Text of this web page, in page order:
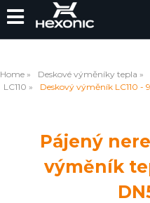
Home Deskové výměníky tepla
LC110
Deskový výměník LC110 -
Pájený
výměník